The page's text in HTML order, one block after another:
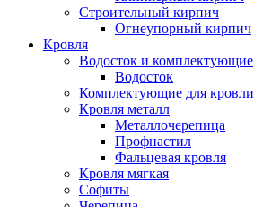
Строительный кирпич
Огнеупорный кирпич
Кровля
Водосток и комплектующие
Водосток
Комплектующие для кровли
Кровля металл
Металлочерепица
Профнастил
Фальцевая кровля
Кровля мягкая
Софиты